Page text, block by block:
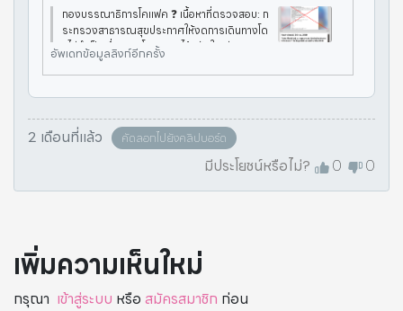
กองบรรณาธิการโคแฟค ❓ เนื้อหาที่ตรวจสอบ: ก
ระทรวงสาธารณสุขประกาศให้งดการเดินทางโด
ยไม่จำเป็นเนื่องจากโควิดและไข้หวัดใหญ่ระบาดรุ
นแรง ❌ ผลการตรวจสอบข้อเท็จจริง: **เนื้อหาเ
ท็จ เป็นข่าวลวงวนซ้ำ** 📝 เนื้อหาโ
อัพเดทข้อมูลลิงก์อีกครั้ง
2 เดือนที่แล้ว คัดลอกไปยังคลิปบอร์ด
มีประโยชน์หรือไม่? 0 0
เพิ่มความเห็นใหม่
กรุณา เข้าสู่ระบบ หรือ สมัครสมาชิก ก่อน